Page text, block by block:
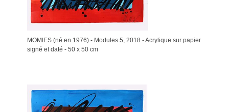
MOMIES (né en 1976) - Modules 5, 2018 - Acrylique sur papier
signé et daté - 50 x 50 cm